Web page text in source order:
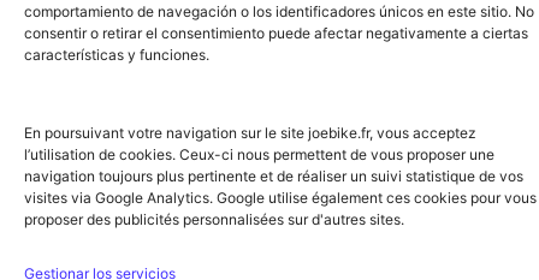
comportamiento de navegación o los identificadores únicos en este sitio. No
consentir o retirar el consentimiento puede afectar negativamente a ciertas
características y funciones.
En poursuivant votre navigation sur le site joebike.fr, vous acceptez
l’utilisation de cookies. Ceux-ci nous permettent de vous proposer une
navigation toujours plus pertinente et de réaliser un suivi statistique de vos
visites via Google Analytics. Google utilise également ces cookies pour vous
proposer des publicités personnalisées sur d'autres sites.
Gestionar los servicios